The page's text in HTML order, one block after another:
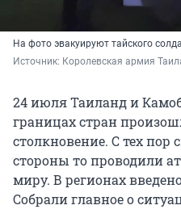
На фото эвакуируют тайского
Источник: Королевская армия
24 июля Таиланд и
границах стран
столкновение. С тех пор
стороны то проводили
миру. В регионах
Собрали главное о